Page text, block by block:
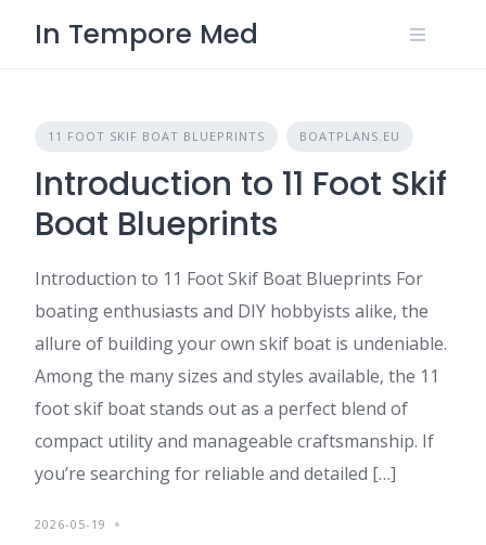
In Tempore Med
11 FOOT SKIF BOAT BLUEPRINTS BOATPLANS.EU
Introduction to 11 Foot Skif
Boat Blueprints
Introduction to 11 Foot Skif Boat Blueprints For
boating enthusiasts and DIY hobbyists alike, the
allure of building your own skif boat is undeniable.
Among the many sizes and styles available, the 11
foot skif boat stands out as a perfect blend of
compact utility and manageable craftsmanship. If
you’re searching for reliable and detailed […]
2026-05-19